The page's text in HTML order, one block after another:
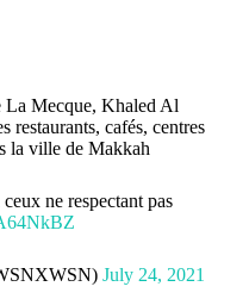
La Mecque, Khaled Al
restaurants, cafés, centres
la ville de Makkah
ne respectant pas
July 24, 2021